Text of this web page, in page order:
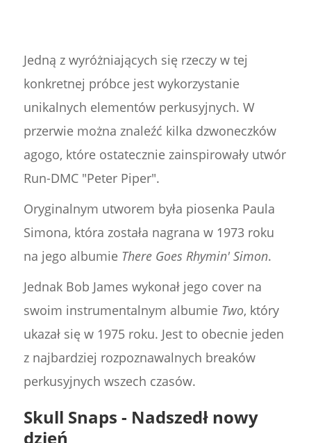
Jedną z wyróżniających się rzeczy w tej
konkretnej próbce jest wykorzystanie
unikalnych elementów perkusyjnych. W
przerwie można znaleźć kilka dzwoneczków
agogo, które ostatecznie zainspirowały utwór
Run-DMC "Peter Piper".
Oryginalnym utworem była piosenka Paula
Simona, która została nagrana w 1973 roku
na jego albumie There Goes Rhymin' Simon.
Jednak Bob James wykonał jego cover na
swoim instrumentalnym albumie Two, który
ukazał się w 1975 roku. Jest to obecnie jeden
z najbardziej rozpoznawalnych breaków
perkusyjnych wszech czasów.
Skull Snaps - Nadszedł nowy
dzień